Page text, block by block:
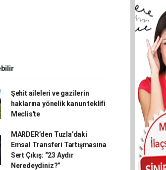
Şehit aileleri ve gazilerin
haklarına yönelik kanun teklifi
Meclis'te
MARDER’den Tuzla’daki
Emsal Transferi Tartışmasına
Sert Çıkış: “23 Aydır
Neredeydiniz?”